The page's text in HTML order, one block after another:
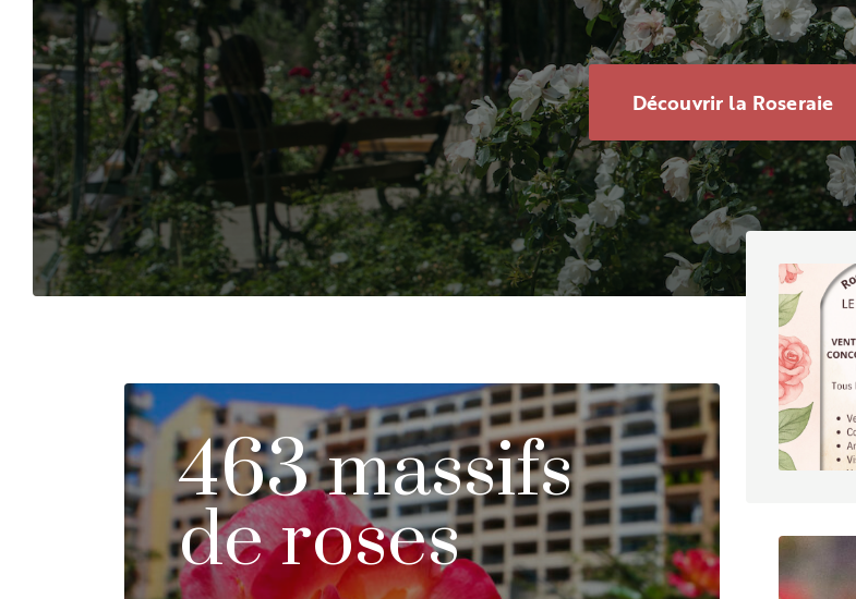
Découvrir la Roseraie
463 massifs
de roses